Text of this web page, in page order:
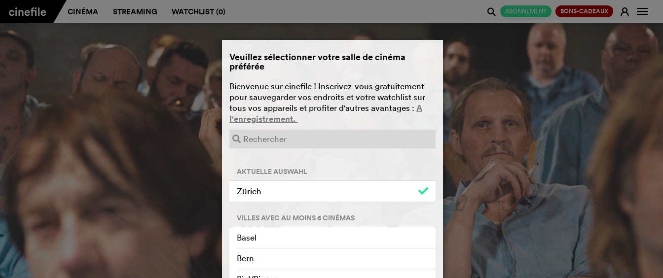
CINÉMA STREAMING WATCHLIST (0) ABONNEMENT BONS-CADEAUX E
j
Veuillez sélectionner votre salle de cinéma
préférée
Bienvenue sur cinefile ! Inscrivez-vous gratuitement
pour sauvegarder vos endroits et votre watchlist sur
tous vos appareils et profiter d'autres avantages : A
l'enregistrement.
AKTUELLE AUSWAHL
Zürich
VILLES AVEC AU MOINS 6 CINÉMAS
Basel
Bern